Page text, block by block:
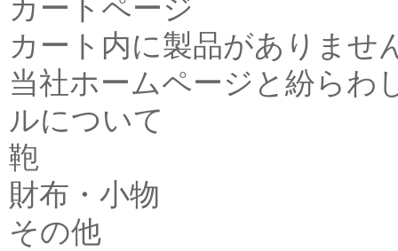
カートページ
カート内に製品がありませ
当社ホームページと紛らわ
ルについて
鞄
財布・小物
その他